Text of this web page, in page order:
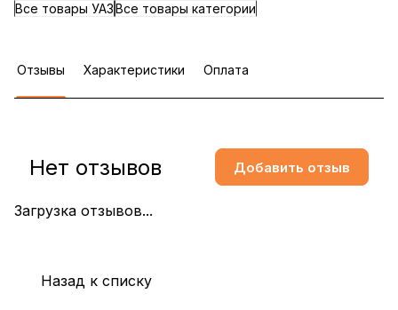
Все товары УАЗВсе товары категории
Отзывы Характеристики Оплата
Загрузка отзывов...
Нет отзывов Добавить отзыв
Назад к списку